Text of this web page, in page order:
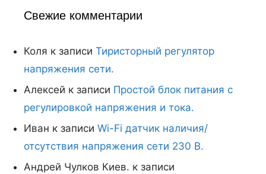
Свежие комментарии
Коля к записи Тиристорный регулятор
напряжения сети.
Алексей к записи Простой блок питания с
регулировкой напряжения и тока.
Иван к записи Wi-Fi датчик наличия/
отсутствия напряжения сети 230 В.
Андрей Чулков Киев. к записи